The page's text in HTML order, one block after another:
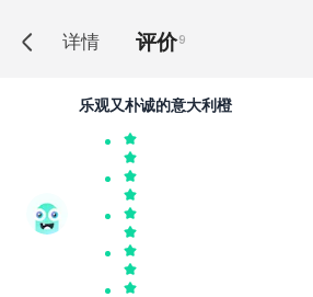
详情 评价9
乐观又朴诚的意大利橙